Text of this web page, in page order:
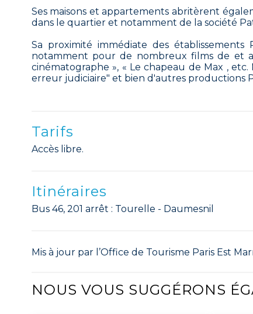
Ses maisons et appartements abritèrent
dans le quartier et notamment de la société
Sa proximité immédiate des
notamment pour de nombreux films de et
cinématographe », « Le chapeau de Max ,
erreur judiciaire" et bien d'autres productions
Tarifs
Accès libre.
Itinéraires
Bus 46, 201 arrêt : Tourelle - Daumesnil
Mis à jour par l’Office de Tourisme Paris Est
NOUS VOUS SUGGÉRONS